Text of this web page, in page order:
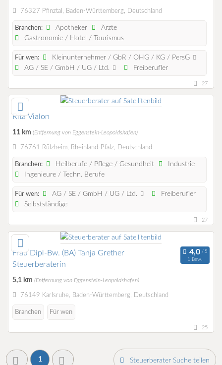
76327 Pfinztal, Baden-Württemberg, Deutschland
Branchen: Apotheker
Ärzte
Gastronomie / Hotel / Tourismus
Für wen:
Kleinunternehmer / GbR / OHG / KG / PersG
AG / SE / GmbH / UG / Ltd.
Freiberufler
27
Rita Vialon
11 km (Entfernung von Eggenstein-Leopoldshafen)
76761 Rülzheim, Rheinland-Pfalz, Deutschland
Branchen: Heilberufe / Pflege / Gesundheit
Industrie
Ingenieure / Techn. Berufe
Für wen: AG / SE / GmbH / UG / Ltd.
Freiberufler
Selbstständige
27
Frau Dipl-Bw. (BA) Tanja Grether
Steuerberaterin
1 Bew.
5,1 km (Entfernung von Eggenstein-Leopoldshafen)
76149 Karlsruhe, Baden-Württemberg, Deutschland
Branchen Für wen
25
1 Steuerberater Suche teilen